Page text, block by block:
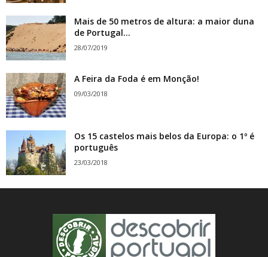
Mais de 50 metros de altura: a maior duna
de Portugal...
28/07/2019
A Feira da Foda é em Monção!
09/03/2018
Os 15 castelos mais belos da Europa: o 1º é
português
23/03/2018